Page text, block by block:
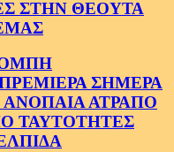
ΣΤΗΝ ΘΕΟΥΤΑ
ΣΗΜΕΡΑ
ΑΝΟΠΑΙΑ ΑΤΡΑΠΟ
ΤΑΥΤΟΤΗΤΕΣ